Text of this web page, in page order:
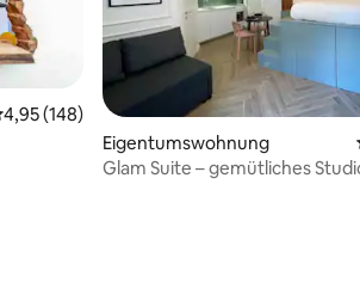
Bewertung: 4,95 von 5,
4,95 (148)
Eigentumswohnung
Glam Suite – gemütliches